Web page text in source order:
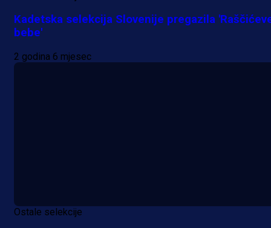
Kadetska selekcija Slovenije pregazila
bebe'
2 godina 6 mjesec
Ostale selekcije